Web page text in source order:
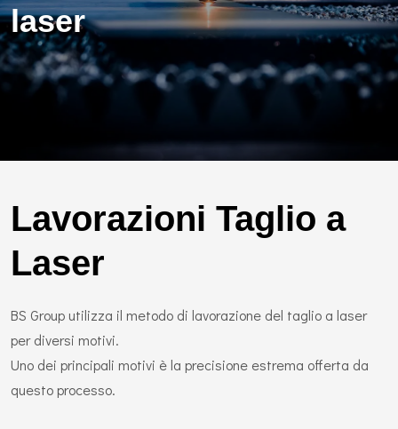
laser
Lavorazioni Taglio a
Laser
BS Group utilizza il metodo di lavorazione del taglio a laser
per diversi motivi.
Uno dei principali motivi è la precisione estrema offerta da
questo processo.